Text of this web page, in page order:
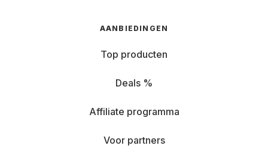
AANBIEDINGEN
Top producten
Deals %
Affiliate programma
Voor partners